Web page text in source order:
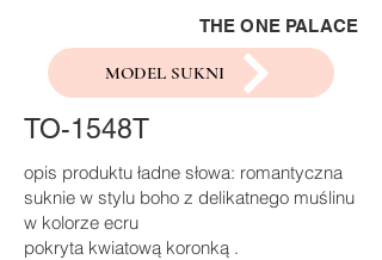
THE ONE PALACE
MODEL SUKNI
TO-1548T
opis produktu ładne słowa: romantyczna
suknie w stylu boho z delikatnego muślinu
w kolorze ecru
pokryta kwiatową koronką .